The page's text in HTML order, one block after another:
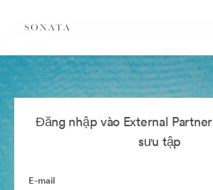
Đăng nhập vào External
sưu tập
E-mail